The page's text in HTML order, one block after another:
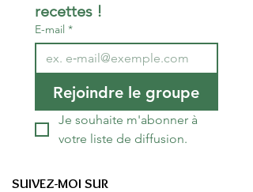
recettes !
E-mail *
Rejoindre le groupe
Je souhaite m'abonner à
votre liste de diffusion.
SUIVEZ-MOI SUR